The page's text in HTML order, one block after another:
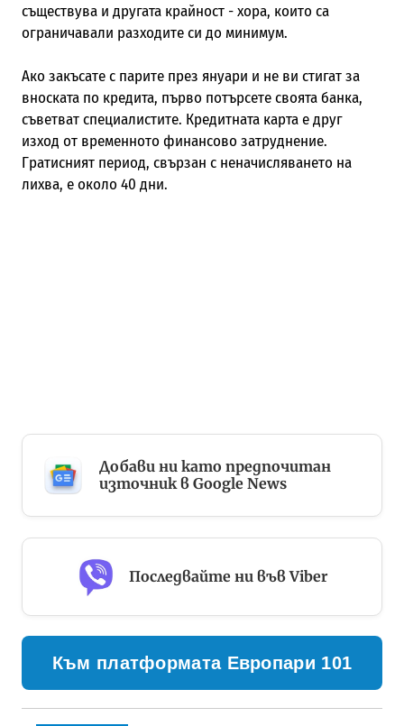
съществува и другата крайност - хора, които са
ограничавали разходите си до минимум.
Ако закъсате с парите през януари и не ви стигат за
вноската по кредита, първо потърсете своята банка,
съветват специалистите. Кредитната карта е друг
изход от временното финансово затруднение.
Гратисният период, свързан с неначисляването на
лихва, е около 40 дни.
Добави ни като предпочитан
източник в Google News
Последвайте ни във Viber
Към платформата Европари 101